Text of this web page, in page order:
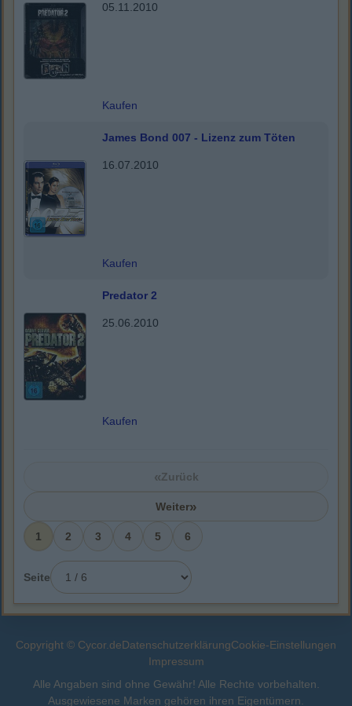
05.11.2010
Kaufen
James Bond 007 - Lizenz zum Töten
16.07.2010
Kaufen
Predator 2
25.06.2010
Kaufen
«Zurück
1 2 3 4 5 6
Weiter»
Seite
Copyright © Cycor.deDatenschutzerklärungCookie-Einstellungen
Impressum
Alle Angaben sind ohne Gewähr! Alle Rechte vorbehalten.
Ausgewiesene Marken gehören ihren Eigentümern.